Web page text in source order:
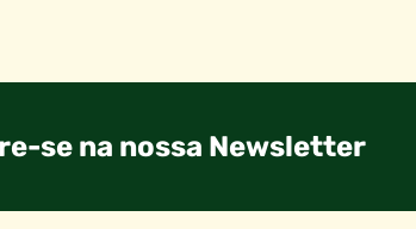
se na nossa Newsletter